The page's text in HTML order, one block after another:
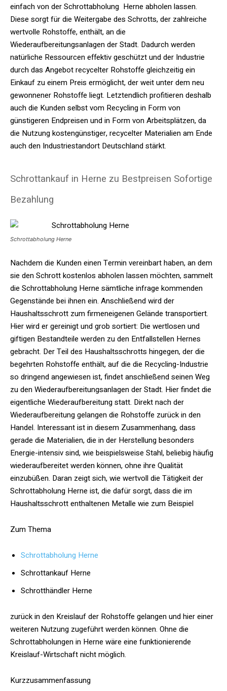
einfach von der Schrottabholung Herne abholen lassen.
Diese sorgt für die Weitergabe des Schrotts, der zahlreiche
wertvolle Rohstoffe, enthält, an die
Wiederaufbereitungsanlagen der Stadt. Dadurch werden
natürliche Ressourcen effektiv geschützt und der Industrie
durch das Angebot recycelter Rohstoffe gleichzeitig ein
Einkauf zu einem Preis ermöglicht, der weit unter dem neu
gewonnener Rohstoffe liegt. Letztendlich profitieren deshalb
auch die Kunden selbst vom Recycling in Form von
günstigeren Endpreisen und in Form von Arbeitsplätzen, da
die Nutzung kostengünstiger, recycelter Materialien am Ende
auch den Industriestandort Deutschland stärkt.
Schrottankauf in Herne zu Bestpreisen Sofortige
Bezahlung
Schrottabholung Herne
Nachdem die Kunden einen Termin vereinbart haben, an dem
sie den Schrott kostenlos abholen lassen möchten, sammelt
die Schrottabholung Herne sämtliche infrage kommenden
Gegenstände bei ihnen ein. Anschließend wird der
Haushaltsschrott zum firmeneigenen Gelände transportiert.
Hier wird er gereinigt und grob sortiert: Die wertlosen und
giftigen Bestandteile werden zu den Entfallstellen Hernes
gebracht. Der Teil des Haushaltsschrotts hingegen, der die
begehrten Rohstoffe enthält, auf die die Recycling-Industrie
so dringend angewiesen ist, findet anschließend seinen Weg
zu den Wiederaufbereitungsanlagen der Stadt. Hier findet die
eigentliche Wiederaufbereitung statt. Direkt nach der
Wiederaufbereitung gelangen die Rohstoffe zurück in den
Handel. Interessant ist in diesem Zusammenhang, dass
gerade die Materialien, die in der Herstellung besonders
Energie-intensiv sind, wie beispielsweise Stahl, beliebig häufig
wiederaufbereitet werden können, ohne ihre Qualität
einzubüßen. Daran zeigt sich, wie wertvoll die Tätigkeit der
Schrottabholung Herne ist, die dafür sorgt, dass die im
Haushaltsschrott enthaltenen Metalle wie zum Beispiel
Zum Thema
Schrottabholung Herne
Schrottankauf Herne
Schrotthändler Herne
zurück in den Kreislauf der Rohstoffe gelangen und hier einer
weiteren Nutzung zugeführt werden können. Ohne die
Schrottabholungen in Herne wäre eine funktionierende
Kreislauf-Wirtschaft nicht möglich.
Kurzzusammenfassung